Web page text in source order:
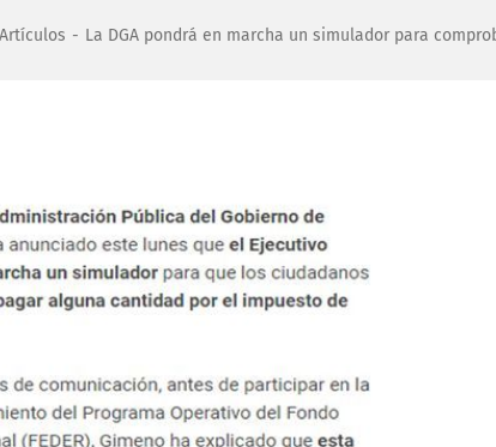
Artículos La DGA pondrá en marcha un simulador para